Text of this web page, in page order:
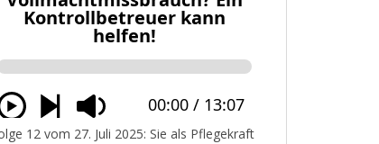
12 vom 27. Juli 2025: Sie als Pflegekraft